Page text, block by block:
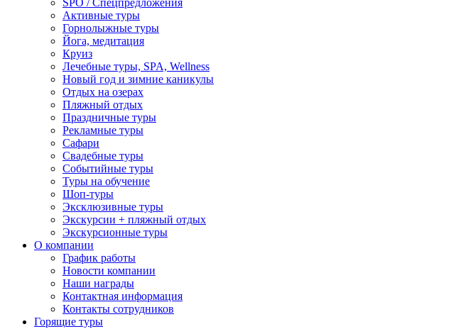
SPO / Спецпредложения
Активные туры
Горнолыжные туры
Йога, медитация
Круиз
Лечебные туры, SPA, Wellness
Новый год и зимние каникулы
Отдых на озерах
Пляжный отдых
Праздничные туры
Рекламные туры
Сафари
Свадебные туры
Событийные туры
Туры на обучение
Шоп-туры
Эксклюзивные туры
Экскурсии + пляжный отдых
Экскурсионные туры
О компании
График работы
Новости компании
Наши награды
Контактная информация
Контакты сотрудников
Горящие туры